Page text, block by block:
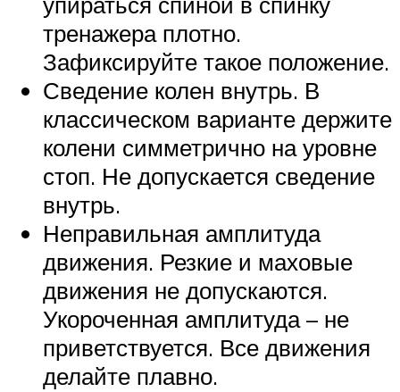
тренажера плотно.
Зафиксируйте такое положение.
Сведение колен внутрь. В
классическом варианте держите
колени симметрично на уровне
стоп. Не допускается сведение
внутрь.
Неправильная амплитуда
движения. Резкие и маховые
движения не допускаются.
Укороченная амплитуда – не
приветствуется. Все движения
делайте плавно.